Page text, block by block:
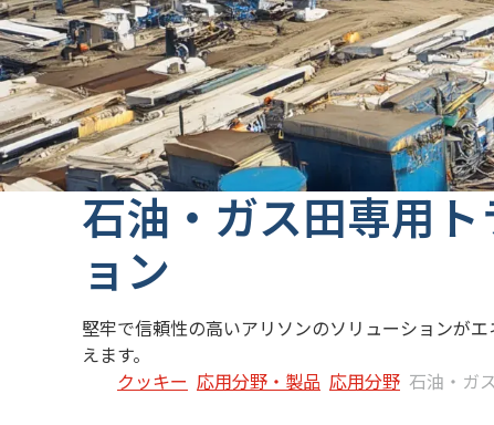
石油・ガス田専用
ョン
堅牢で信頼性の高いアリソンのソリューションが
えます。
クッキー 応用分野・製品 応用分野 石油・ガス